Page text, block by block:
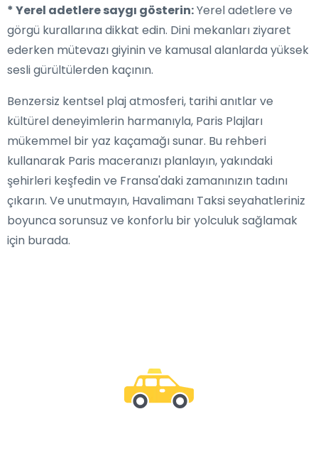
* Yerel adetlere saygı gösterin:Yerel adetlere ve
görgü kurallarına dikkat edin. Dini mekanları ziyaret
ederken mütevazı giyinin ve kamusal alanlarda yüksek
sesli gürültülerden kaçının.
Benzersiz kentsel plaj atmosferi, tarihi anıtlar ve
kültürel deneyimlerin harmanıyla, Paris Plajları
mükemmel bir yaz kaçamağı sunar. Bu rehberi
kullanarak Paris maceranızı planlayın, yakındaki
şehirleri keşfedin ve Fransa'daki zamanınızın tadını
çıkarın. Ve unutmayın, Havalimanı Taksi seyahatleriniz
boyunca sorunsuz ve konforlu bir yolculuk sağlamak
için burada.